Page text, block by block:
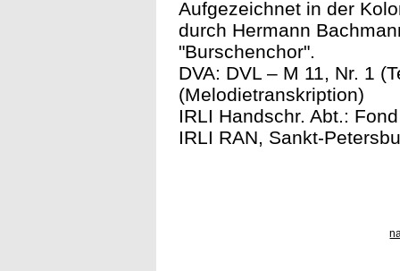
Aufgezeichnet in der
durch Hermann
"Burschenchor".
DVA: DVL – M 11, Nr. 1
(Melodietranskription)
IRLI Handschr. Abt.:
IRLI RAN, Sankt-